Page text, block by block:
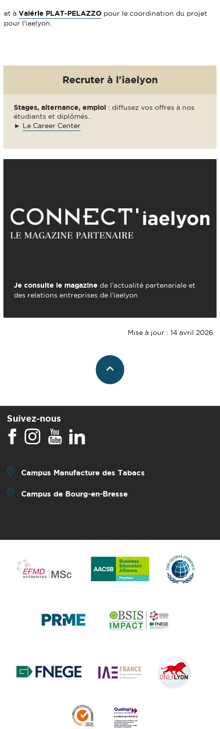
et àValérie PLAT-PELAZZO pour le coordination du projet
pour l'iaelyon.
Recruter à l'iaelyon
Stages, alternance, emploi : diffusez vos offres à nos
étudiants et diplômés..
► Le Career Center
Je consulte le magazine de l’actualité partenariale et
des relations entreprises de l’iaelyon
Mise à jour : 14 avril 2026
Suivez-nous
Campus Manufacture des Tabacs
Campus de Bourg-en-Bresse